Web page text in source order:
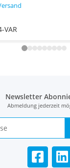
VAR
Newsletter
Abmeldung jederzeit